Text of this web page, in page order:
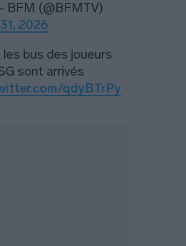
BFM (@BFMTV)
2026
les bus des joueurs
sont arrivés
qdyBTrPy